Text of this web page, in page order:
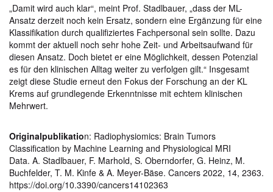
„Damit wird auch klar“, meint Prof. Stadlbauer, „dass der ML-
Ansatz derzeit noch kein Ersatz, sondern eine Ergänzung für eine
Klassifikation durch qualifiziertes Fachpersonal sein sollte. Dazu
kommt der aktuell noch sehr hohe Zeit- und Arbeitsaufwand für
diesen Ansatz. Doch bietet er eine Möglichkeit, dessen Potenzial
es für den klinischen Alltag weiter zu verfolgen gilt.“ Insgesamt
zeigt diese Studie erneut den Fokus der Forschung an der KL
Krems auf grundlegende Erkenntnisse mit echtem klinischen
Mehrwert.
Originalpublikation: Radiophysiomics: Brain Tumors
Classification by Machine Learning and Physiological MRI
Data. A. Stadlbauer, F. Marhold, S. Oberndorfer, G. Heinz, M.
Buchfelder, T. M. Kinfe & A. Meyer-Bäse. Cancers 2022, 14, 2363.
https://doi.org/10.3390/cancers14102363